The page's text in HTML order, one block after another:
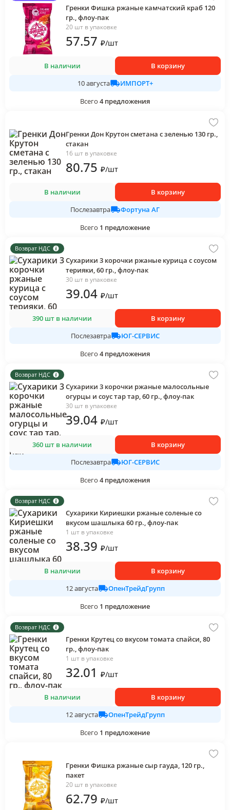
Гренки Фишка ржаные камчатский краб 120
гр., флоу-пак
20 шт в упаковке
57.57 ₽/шт
В наличии
В корзину
10 августа
ИМПОРТ+
Всего 4 предложения
Гренки Дон Крутон сметана с зеленью 130 гр.,
стакан
16 шт в упаковке
80.75 ₽/шт
В наличии
В корзину
Послезавтра
Фортуна АГ
Всего 1 предложение
Возврат НДС
Сухарики 3 корочки ржаные курица с соусом
терияки, 60 гр., флоу-пак
30 шт в упаковке
39.04 ₽/шт
390 шт в наличии
В корзину
Послезавтра
ЮГ-СЕРВИС
Всего 4 предложения
Возврат НДС
Сухарики 3 корочки ржаные малосольные
огурцы и соус тар тар, 60 гр., флоу-пак
30 шт в упаковке
39.04 ₽/шт
360 шт в наличии
В корзину
Послезавтра
ЮГ-СЕРВИС
Всего 4 предложения
Возврат НДС
Сухарики Кириешки ржаные соленые со
вкусом шашлыка 60 гр., флоу-пак
1 шт в упаковке
38.39 ₽/шт
В наличии
В корзину
12 августа
ОпенТрейдГрупп
Всего 1 предложение
Возврат НДС
Гренки Крутец со вкусом томата спайси, 80
гр., флоу-пак
1 шт в упаковке
32.01 ₽/шт
В наличии
В корзину
12 августа
ОпенТрейдГрупп
Всего 1 предложение
Гренки Фишка ржаные сыр гауда, 120 гр.,
пакет
20 шт в упаковке
62.79 ₽/шт